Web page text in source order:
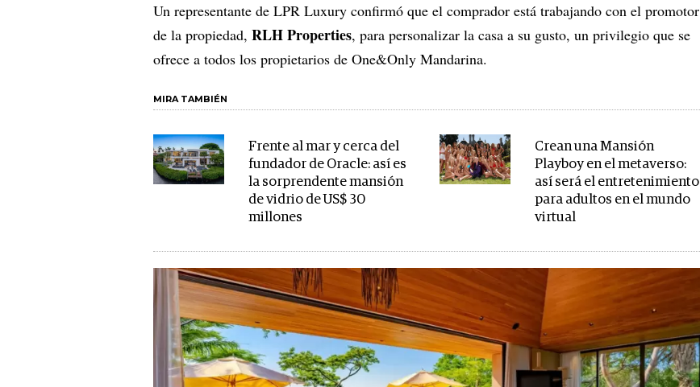
Un representante de LPR Luxury confirmó que el comprador está trabajando con el promotor
de la propiedad, RLH Properties, para personalizar la casa a su gusto, un privilegio que se
ofrece a todos los propietarios de One&Only Mandarina.
MIRA TAMBIÉN
Frente al mar y cerca del
fundador de Oracle: así es
la sorprendente mansión
de vidrio de US$ 30
millones
Crean una Mansión
Playboy en el metaverso:
así será el entretenimiento
para adultos en el mundo
virtual